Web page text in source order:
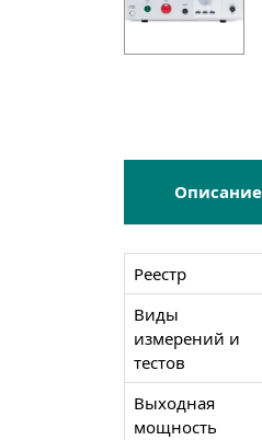
Описание
Реестр
Виды
измерений и
тестов
Выходная
мощность